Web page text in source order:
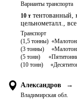
Варианты транспорта
10 т тентованный,
цельнометалл.,
Транспорт
(1,5 тонны)
(3 тонны)
(5 тонн)	   «Пятитонник»
Александров →
Владимирская обл.